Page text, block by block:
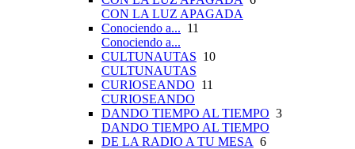
CON LA LUZ APAGADA
Conociendo a... 11
Conociendo a...
CULTUNAUTAS 10
CULTUNAUTAS
CURIOSEANDO 11
CURIOSEANDO
DANDO TIEMPO AL TIEMPO 3
DANDO TIEMPO AL TIEMPO
DE LA RADIO A TU MESA 6